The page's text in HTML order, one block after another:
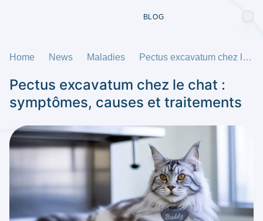
BLOG
Home News Maladies Pectus excavatum chez le chat : symptômes, causes et traitements
Pectus excavatum chez le chat :
symptômes, causes et traitements